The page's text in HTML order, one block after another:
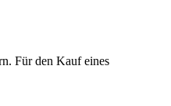
Für den Kauf eines